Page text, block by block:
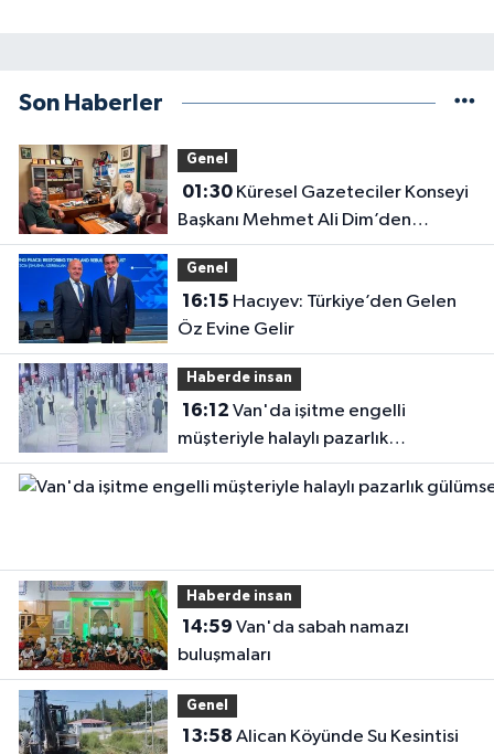
Son Haberler
Genel
01:30Küresel Gazeteciler Konseyi
Başkanı Mehmet Ali Dim’den
Gazetemize Ziyaret
Genel
16:15
Öz Evine Gelir
Haberde insan
16:12
müşteriyle halaylı pazarlık
gülümsetti
Haberde insan
14:59
buluşmaları
Genel
13:58